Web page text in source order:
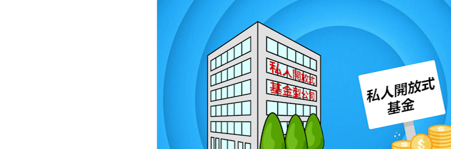
上期所：7月份对11个实际控制关系账户组采取限制开仓的监管措施
特发服务：成功中标哔哩哔哩上海滨江总部物业服务项目
亚太股份：公司是零跑汽车和Stellantis集团的供应商
理工雷科面向边缘AI场景推出"山海"系列智算模组 系列产品基于国产CPU与GPU构建
【异动股】医疗研发外包板块拉升，博腾股份(300363.CN)涨20.02%
依米康：海外交付以东南亚、中东市场为主 并已取得欧美相关认证